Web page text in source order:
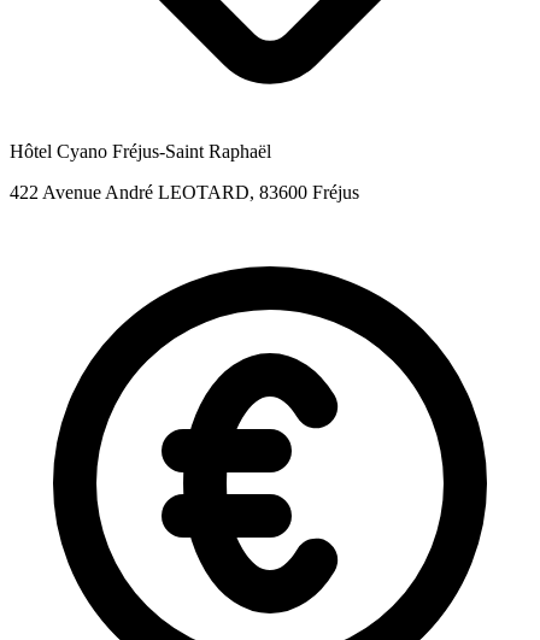
Hôtel Cyano Fréjus-Saint Raphaël
422 Avenue André LEOTARD, 83600 Fréjus